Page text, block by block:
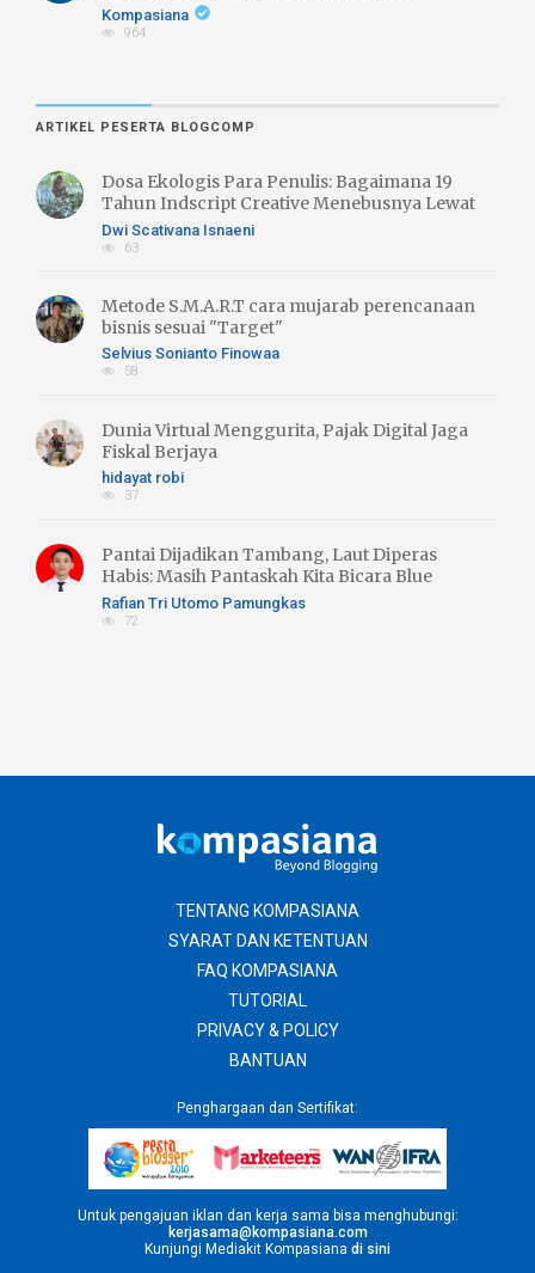
Kompasiana
964
ARTIKEL PESERTA BLOGCOMP
Dosa Ekologis Para Penulis: Bagaimana 19
Tahun Indscript Creative Menebusnya Lewat
Literasi Hijau
Dwi Scativana Isnaeni
63
Metode S.M.A.R.T cara mujarab perencanaan
bisnis sesuai "Target"
Selvius Sonianto Finowaa
58
Dunia Virtual Menggurita, Pajak Digital Jaga
Fiskal Berjaya
hidayat robi
37
Pantai Dijadikan Tambang, Laut Diperas
Habis: Masih Pantaskah Kita Bicara Blue
Economy atau Blue Trust Exlpoitation??
Rafian Tri Utomo Pamungkas
72
TENTANG KOMPASIANA
SYARAT DAN KETENTUAN
FAQ KOMPASIANA
TUTORIAL
PRIVACY & POLICY
BANTUAN
Penghargaan dan Sertifikat:
Untuk pengajuan iklan dan kerja sama bisa menghubungi:
kerjasama@kompasiana.com
Kunjungi Mediakit Kompasiana di sini